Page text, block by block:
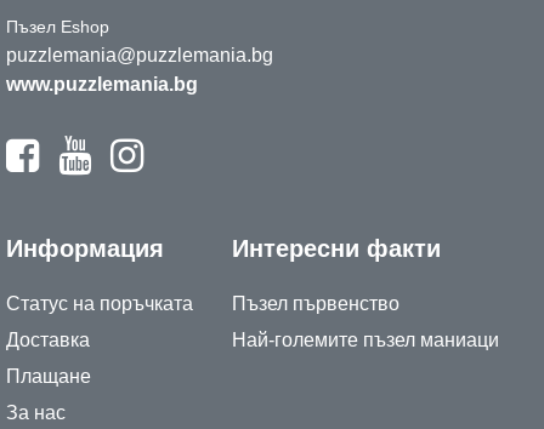
Пъзел Eshop
puzzlemania@puzzlemania.bg
www.puzzlemania.bg
Информация
Статус на поръчката
Доставка
Плащане
За нас
Интересни факти
Пъзел първенство
Най-големите пъзел маниаци